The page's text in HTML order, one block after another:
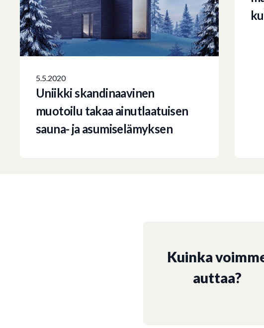
5.5.2020
Uniikki skandinaavinen
muotoilu takaa ainutlaatuisen
sauna- ja asumiselämyksen
Kuinka
auttaa?